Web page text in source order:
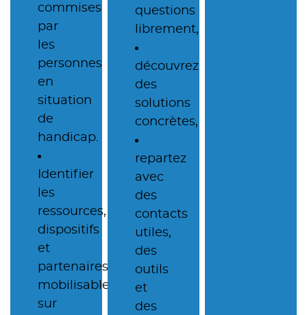
commises
par
les
personnes
en
situation
de
handicap.
Identifier
les
ressources,
dispositifs
et
partenaires
mobilisables
sur
questions
librement,
découvrez
des
solutions
concrètes,
repartez
avec
des
contacts
utiles,
des
outils
et
des